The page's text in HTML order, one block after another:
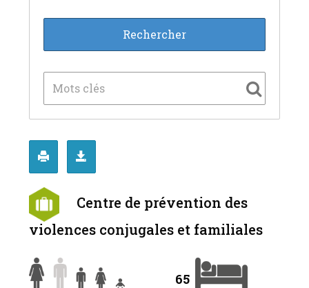
Centre de prévention des
violences conjugales et familiales
65